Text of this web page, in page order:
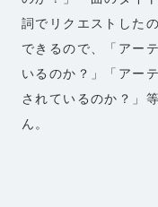
詞でリクエストした
できるので、「アー
いるのか？」「アー
されているのか？」
ん。